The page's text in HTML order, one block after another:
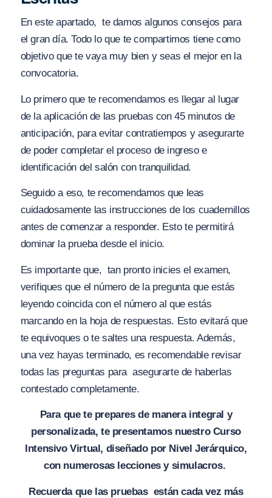
En este apartado, te damos algunos consejos para
el gran día. Todo lo que te compartimos tiene como
objetivo que te vaya muy bien y seas el mejor en la
convocatoria.
Lo primero que te recomendamos es llegar al lugar
de la aplicación de las pruebas con 45 minutos de
anticipación, para evitar contratiempos y asegurarte
de poder completar el proceso de ingreso e
identificación del salón con tranquilidad.
Seguido a eso, te recomendamos que leas
cuidadosamente las instrucciones de los cuadernillos
antes de comenzar a responder. Esto te permitirá
dominar la prueba desde el inicio.
Es importante que, tan pronto inicies el examen,
verifiques que el número de la pregunta que estás
leyendo coincida con el número al que estás
marcando en la hoja de respuestas. Esto evitará que
te equivoques o te saltes una respuesta. Además,
una vez hayas terminado, es recomendable revisar
todas las preguntas para asegurarte de haberlas
contestado completamente.
Para que te prepares de manera integral y
personalizada, te presentamos nuestro Curso
Intensivo Virtual, diseñado por Nivel Jerárquico,
con numerosas lecciones y simulacros.
Recuerda que las pruebas están cada vez más